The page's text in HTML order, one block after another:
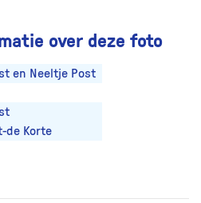
over deze foto
en Neeltje Post
de Korte